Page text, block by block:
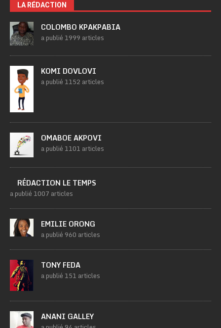
LA RÉDACTION
COLOMBO KPAKPABIA
a publié 1999 articles
KOMI DOVLOVI
a publié 1152 articles
OMABOE AKPOVI
a publié 1101 articles
RÉDACTION LE TEMPS
a publié 1007 articles
EMILIE ORONG
a publié 960 articles
TONY FEDA
a publié 151 articles
ANANI GALLEY